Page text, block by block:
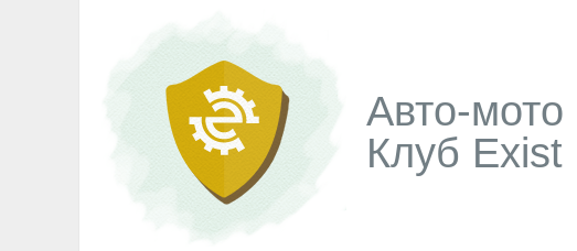
Авто-мото
Клуб Exist